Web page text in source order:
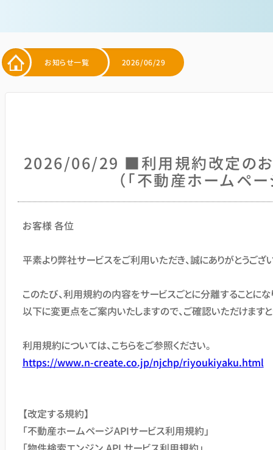
お知らせ一覧 2026/06/29
2026/06/29 ■利用規約改定の
（「不動産ホームページAPI
お客様 各位
平素より弊社サービスをご利用いただき、誠にありがとうござ
このたび、利用規約の内容をサービスごとに分離することにな
以下に変更点をご案内いたしますので、ご確認いただけます
利用規約については、こちらをご参照ください。
https://www.n-create.co.jp/njchp/riyoukiyaku.html
【改定する規約】
「不動産ホームページAPIサービス利用規約」